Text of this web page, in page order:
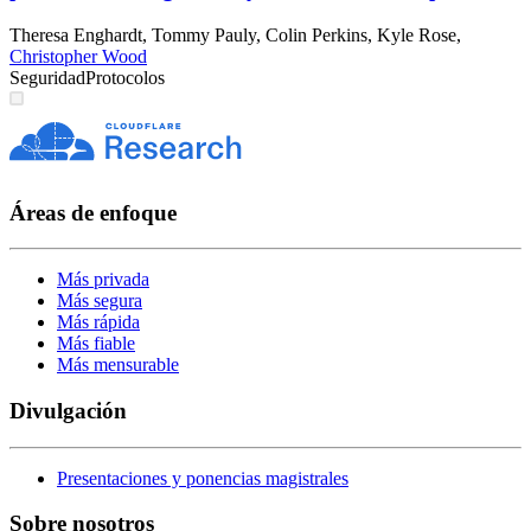
Theresa Enghardt, Tommy Pauly, Colin Perkins, Kyle Rose,
Christopher Wood
SeguridadProtocolos
Áreas de enfoque
Más privada
Más segura
Más rápida
Más fiable
Más mensurable
Divulgación
Presentaciones y ponencias magistrales
Sobre nosotros